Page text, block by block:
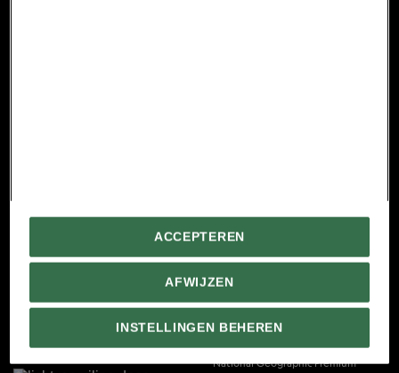
Uniek: noorderlicht
vanavond mogelijk te
zien
Wereld Tsunamidag: hoe
ontstaat een tsunami?
National Geographic Premium
INSTELLINGEN BEHEREN
AFWIJZEN
ACCEPTEREN